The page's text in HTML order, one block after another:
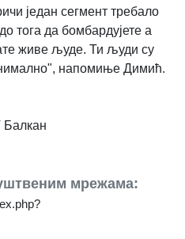
један сегмент требало
тога да бомбардујете а
живе људе. Ти људи су
напомиње Димић.
Балкан
мрежама: